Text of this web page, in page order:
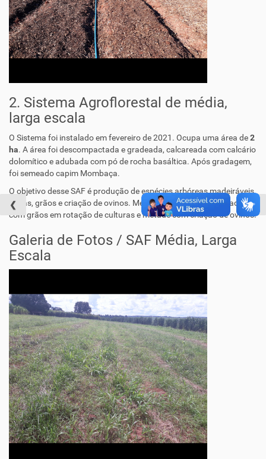
❮ ❯
2. Sistema Agroflorestal de média,
larga escala
O Sistema foi instalado em fevereiro de 2021. Ocupa uma área de2
ha. A área foi descompactada e gradeada, calcareada com calcário
dolomítico e adubada com pó de rocha basáltica. Após gradagem,
foi semeado capim Mombaça.
O objetivo desse SAF é produção de espécies arbóreas madeiráveis,
frutas, grãos e criação de ovinos. Metade da área será cultivada
com grãos em rotação de culturas e metade com criação de ovinos.
Galeria de Fotos / SAF Média, Larga
Escala
❮ ❯